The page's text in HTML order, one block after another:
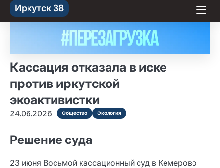
Skip
to content
Иркутск 38
Кассация отказала в иске
против иркутской
экоактивистки
24.06.2026 Общество Экология
Решение суда
23 июня Восьмой кассационный суд в Кемерово